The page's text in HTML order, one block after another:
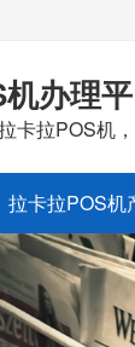
办理
卡拉POS机
拉卡拉POS机